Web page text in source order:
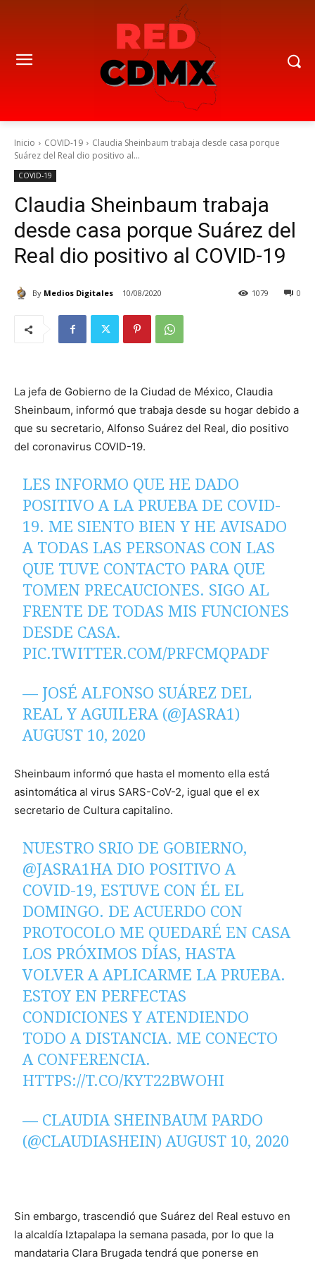
Inicio COVID-19
Claudia Sheinbaum trabaja desde casa porque
Suárez del Real dio positivo al...
COVID-19
Claudia Sheinbaum trabaja
desde casa porque Suárez del
Real dio positivo al COVID-19
By Medios Digitales 10/08/2020 0
1079
La jefa de Gobierno de la Ciudad de México, Claudia
Sheinbaum, informó que trabaja desde su hogar debido a
que su secretario, Alfonso Suárez del Real, dio positivo
del coronavirus COVID-19.
LES INFORMO QUE HE DADO
POSITIVO A LA PRUEBA DE COVID-
19. ME SIENTO BIEN Y HE AVISADO
A TODAS LAS PERSONAS CON LAS
QUE TUVE CONTACTO PARA QUE
TOMEN PRECAUCIONES. SIGO AL
FRENTE DE TODAS MIS FUNCIONES
DESDE CASA.
PIC.TWITTER.COM/PRFCMQPADF
— JOSÉ ALFONSO SUÁREZ DEL
REAL Y AGUILERA (@JASRA1)
AUGUST 10, 2020
Sheinbaum informó que hasta el momento ella está
asintomática al virus SARS-CoV-2, igual que el ex
secretario de Cultura capitalino.
NUESTRO SRIO DE GOBIERNO,
@JASRA1HA DIO POSITIVO A
COVID-19, ESTUVE CON ÉL EL
DOMINGO. DE ACUERDO CON
PROTOCOLO ME QUEDARÉ EN CASA
LOS PRÓXIMOS DÍAS, HASTA
VOLVER A APLICARME LA PRUEBA.
ESTOY EN PERFECTAS
CONDICIONES Y ATENDIENDO
TODO A DISTANCIA. ME CONECTO
A CONFERENCIA.
HTTPS://T.CO/KYT22BWOHI
— CLAUDIA SHEINBAUM PARDO
(@CLAUDIASHEIN)AUGUST 10, 2020
Sin embargo, trascendió que Suárez del Real estuvo en
la alcaldía Iztapalapa la semana pasada, por lo que la
mandataria Clara Brugada tendrá que ponerse en